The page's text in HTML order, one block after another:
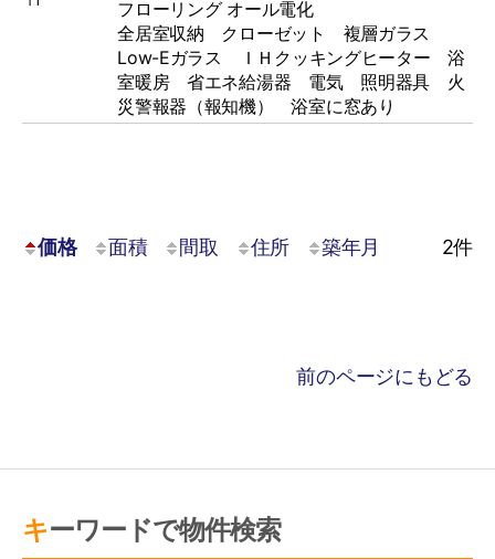
フローリング オール電化
全居室収納 クローゼット 複層ガラス
Low-Eガラス ＩＨクッキングヒーター 浴
室暖房 省エネ給湯器 電気 照明器具 火
災警報器（報知機） 浴室に窓あり
価格 面積 間取 住所 築年月 2件
前のページにもどる
キーワードで物件検索